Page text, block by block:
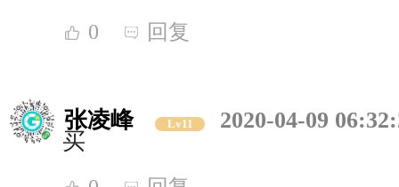
0 回复
张凌峰 Lv11
2020-04-09
买